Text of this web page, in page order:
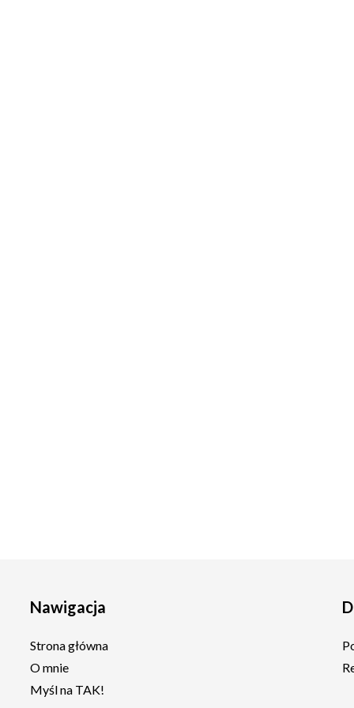
Nawigacja
Strona główna
O mnie
Myśl na TAK!